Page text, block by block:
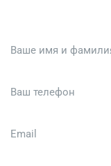
Или кратко опишите